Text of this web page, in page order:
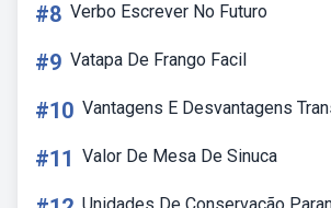
#8 Verbo Escrever No Futuro
#9 Vatapa De Frango Facil
#10 Vantagens E Desvantagens
#11 Valor De Mesa De Sinuca